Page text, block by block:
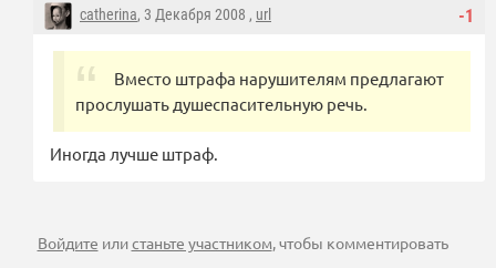
-1
catherina, 3 Декабря 2008 , url
Вместо штрафа нарушителям предлагают
прослушать душеспасительную речь.
Иногда лучше штраф.
Войдите илистаньте участником, чтобы комментировать